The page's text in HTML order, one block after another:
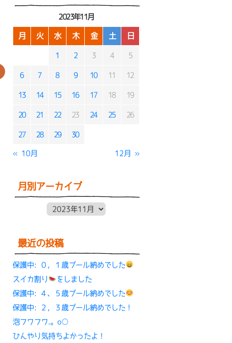
2023年11月
月 火 水 木 金 土 日
1 2 3 4 5
6 7 8 9 10 11 12
13 14 15 16 17 18 19
20 21 22 23 24 25 26
27 28 29 30
« 10月 12月 »
月別アーカイブ
月別アーカイブ
最近の投稿
保護中: ０，１歳プール納めでした
スイカ割り
をしました
保護中: ４、５歳プール納めでした
保護中: ２，３歳プール納めでした！
泡フワフワ.。o○
ひんやり気持ちよかったよ！